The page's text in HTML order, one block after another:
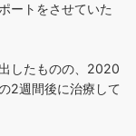
ートをさせていた
したものの、2020
2週間後に治療して